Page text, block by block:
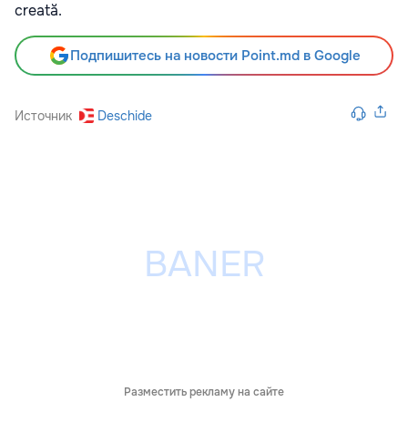
creată.
Подпишитесь на новости Point.md в Google
Источник Deschide
Разместить рекламу на сайте